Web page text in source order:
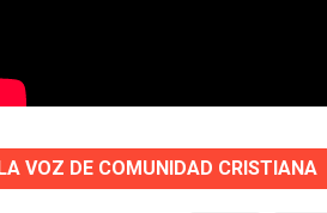
VOZ DE COMUNIDAD CRISTIANA